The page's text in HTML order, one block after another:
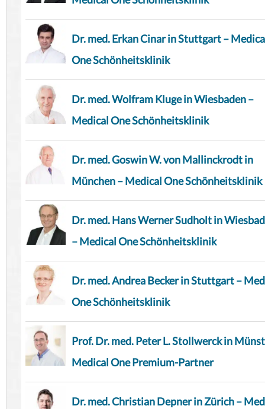
Dr. med. Erkan Cinar in Stuttgart –
One Schönheitsklinik
Dr. med. Wolfram Kluge in Wiesbaden –
Medical One Schönheitsklinik
Dr. med. Goswin W. von Mallinckrodt in
München – Medical One Schönheitsklinik
Dr. med. Hans Werner Sudholt in
– Medical One Schönheitsklinik
Dr. med. Andrea Becker in Stuttgart –
One Schönheitsklinik
Prof. Dr. med. Peter L. Stollwerck in
Medical One Premium-Partner
Dr. med. Christian Depner in Zürich –